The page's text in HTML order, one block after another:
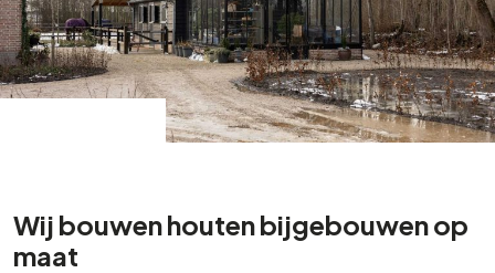
Wij bouwen houten bijgebouwen op
maat